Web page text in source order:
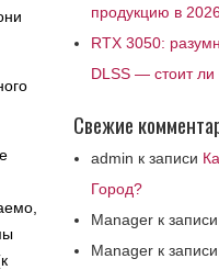
продукцию в
RTX 3050:
DLSS — стоит ли
Свежие
admin к записи
Город?
Manager к записи
Manager к записи